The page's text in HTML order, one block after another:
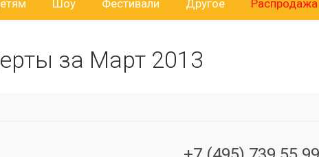
Шоу Фестивали Другое Распродажа
за Март 2013